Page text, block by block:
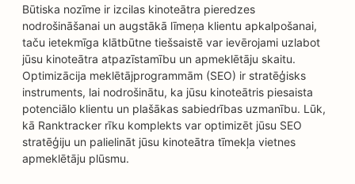
Būtiska nozīme ir izcilas kinoteātra pieredzes
nodrošināšanai un augstākā līmeņa klientu apkalpošanai,
taču ietekmīga klātbūtne tiešsaistē var ievērojami uzlabot
jūsu kinoteātra atpazīstamību un apmeklētāju skaitu.
Optimizācija meklētājprogrammām (SEO) ir stratēģisks
instruments, lai nodrošinātu, ka jūsu kinoteātris piesaista
potenciālo klientu un plašākas sabiedrības uzmanību. Lūk,
kā Ranktracker rīku komplekts var optimizēt jūsu SEO
stratēģiju un palielināt jūsu kinoteātra tīmekļa vietnes
apmeklētāju plūsmu.